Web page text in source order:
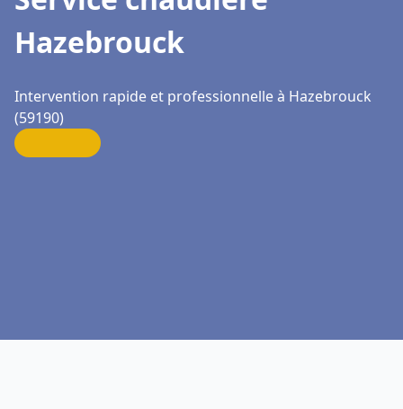
Hazebrouck
Intervention rapide et professionnelle à Hazebrouck
(59190)